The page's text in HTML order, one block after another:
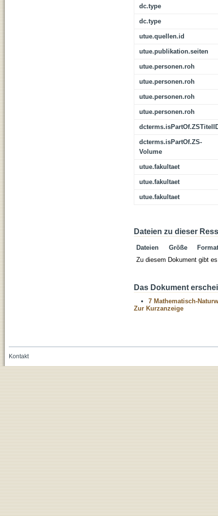
dc.type
dc.type
utue.quellen.id
utue.publikation.seiten
utue.personen.roh
utue.personen.roh
utue.personen.roh
utue.personen.roh
dcterms.isPartOf.ZS-
Volume
utue.fakultaet
utue.fakultaet
utue.fakultaet
Dateien zu dieser
Dateien Größe
Format
Zu diesem Dokument gibt
Das Dokument
7 Mathematisch-
Zur Kurzanzeige
Kontakt